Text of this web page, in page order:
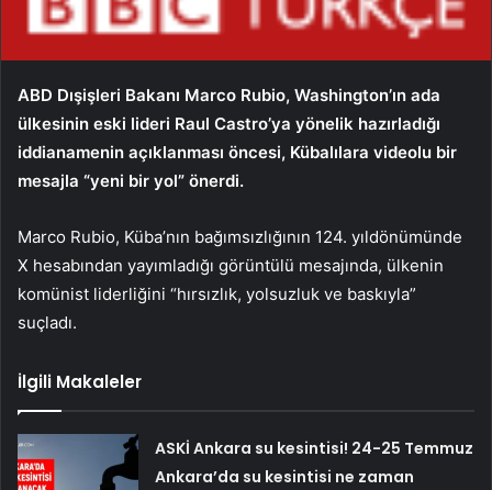
ABD Dışişleri Bakanı Marco Rubio, Washington’ın ada
ülkesinin eski lideri Raul Castro’ya yönelik hazırladığı
iddianamenin açıklanması öncesi, Kübalılara videolu bir
mesajla “yeni bir yol” önerdi.
Marco Rubio, Küba’nın bağımsızlığının 124. yıldönümünde
X hesabından yayımladığı görüntülü mesajında, ülkenin
komünist liderliğini “hırsızlık, yolsuzluk ve baskıyla”
suçladı.
İlgili Makaleler
ASKİ Ankara su kesintisi! 24-25 Temmuz
Ankara’da su kesintisi ne zaman